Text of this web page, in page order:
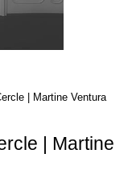
| Martine Ventura
| Martine